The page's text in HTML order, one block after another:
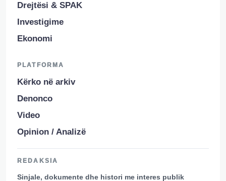
Drejtësi & SPAK
Investigime
Ekonomi
PLATFORMA
Kërko në arkiv
Denonco
Video
Opinion / Analizë
REDAKSIA
Sinjale, dokumente dhe histori me interes publik